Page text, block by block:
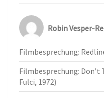
Robin Vesper-
Filmbesprechung:
Filmbesprechung: Don’t
Fulci, 1972)